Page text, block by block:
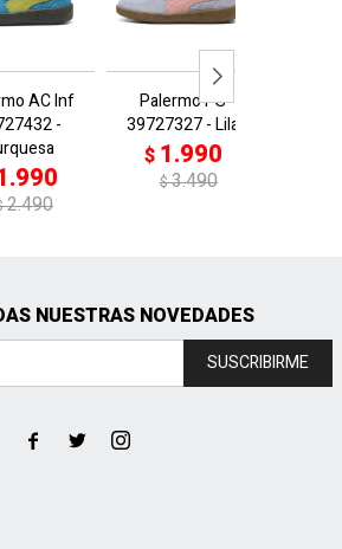
AC Inf
-
2.490
Palermo PS
39727327 - Lila
$ 1.990
$3.490
NUESTRAS NOVEDADES
SUSCRIBIRME
  